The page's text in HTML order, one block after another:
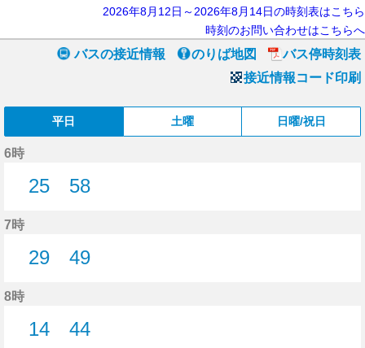
2026年8月12日～2026年8月14日の時刻表はこちら
時刻のお問い合わせはこちらへ
バスの接近情報 のりば地図
バス停時刻表
接近情報コード印刷
平日 土曜 日曜/祝日
6時
25
58
7時
29
49
8時
14
44